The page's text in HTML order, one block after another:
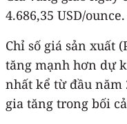
4.686,35 USD/ounce.
Chỉ số giá sản xuất
tăng mạnh hơn dự
nhất kể từ đầu năm
gia tăng trong bối